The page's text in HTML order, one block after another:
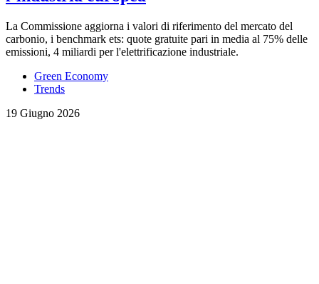
La Commissione aggiorna i valori di riferimento del mercato del
carbonio, i benchmark ets: quote gratuite pari in media al 75% delle
emissioni, 4 miliardi per l'elettrificazione industriale.
Green Economy
Trends
19 Giugno 2026